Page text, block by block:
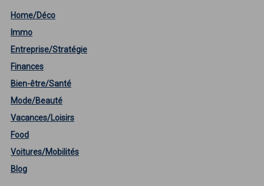
Home/Déco
Immo
Entreprise/Stratégie
Finances
Bien-être/Santé
Mode/Beauté
Vacances/Loisirs
Food
Voitures/Mobilités
Blog